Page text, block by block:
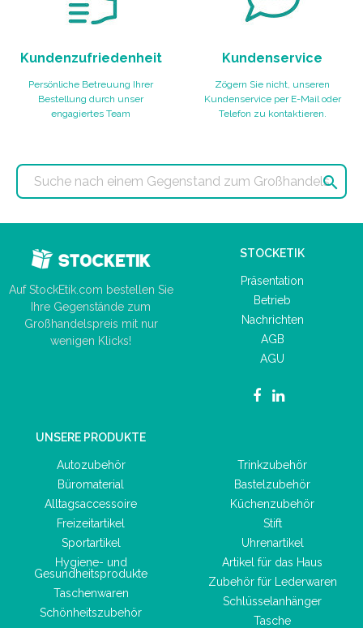
Kundenzufriedenheit
Persönliche Betreuung Ihrer
Bestellung durch unser
engagiertes Team
Kundenservice
Zögern Sie nicht, unseren
Kundenservice per E-Mail oder
Telefon zu kontaktieren.

Auf StockEtik.com bestellen Sie
Ihre Gegenstände zum
Großhandelspreis mit nur
wenigen Klicks!
STOCKETIK
Präsentation
Betrieb
Nachrichten
AGB
AGU
UNSERE PRODUKTE
Autozubehör
Büromaterial
Alltagsaccessoire
Freizeitartikel
Sportartikel
Hygiene- und
Gesundheitsprodukte
Taschenwaren
Schönheitszubehör
Trinkzubehör
Bastelzubehör
Küchenzubehör
Stift
Uhrenartikel
Artikel für das Haus
Zubehör für Lederwaren
Schlüsselanhänger
Tasche